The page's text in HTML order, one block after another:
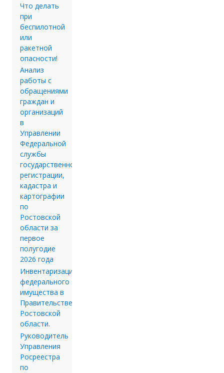
Что делать
при
беспилотной
или
ракетной
опасности!
Анализ
работы с
обращениями
граждан и
организаций
в
Управлении
Федеральной
службы
государственной
регистрации,
кадастра и
картографии
по
Ростовской
области за
первое
полугодие
2026 года
Инвентаризации
федерального
имущества в
Правительстве
Ростовской
области.
Руководитель
Управления
Росреестра
по